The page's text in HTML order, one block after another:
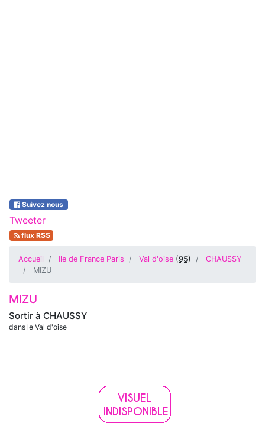
Suivez nous
Tweeter
flux RSS
Accueil Ile de France Paris Val d'oise (95)
CHAUSSY
MIZU
Sortir à CHAUSSY
dans le Val d'oise
MIZU